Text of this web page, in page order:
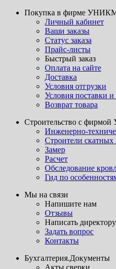
Покупка в фирме
Личный кабинет
Ваши заказы
Статус заказа
Прайс-листы
Быстрый заказ
Оплата на сайте
Доставка
Условия отгрузки
Условия поставки
Возврат товара
Строительство с
Инженерно-
Строители скатных
Замер
Расчет
Обследование
Гид по
Мы на связи
Напишите нам
Отзывы
Написать директору
Задать вопрос
Контакты
Бухгалтерия.Документы
Акты сверки